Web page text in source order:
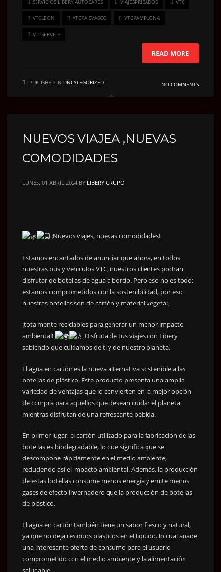
SERVICIOS LIBERY AUTOCARES VIAJESPRIBADOS VTC
VTCLEON VTCPAISVASCO VTCPAMPLONA
VTCSERVICE
READ MORE
PUBLISHED IN UNCATEGORIZED NO COMMENTS
NUEVOS VIAJEA ,NUEVAS
COMODIDADES
LUNES, 01 ABRIL 2024 BY LIBERY GRUPO
¡Nuevos viajes, nuevas comodidades!
Estamos encantados de anunciar que ahora, en todos
nuestras bus y vehículos VTC, nuestros clientes podrán
disfrutar de botellas de agua a bordo. Pero eso no es todo:
estamos comprometidos con la sostenibilidad, por eso
nuestras botellas son de cartón y material vegetal,
¡totalmente reciclables para generar un menor impacto
ambiental!
Disfruta de tus viajes con Libery
sabiendo que cuidamos de ti y de nuestro planeta.
El agua en cartón es la nueva alternativa sostenible a las
botellas de plástico. Este producto presenta una amplia
variedad de ventajas que lo convierten en la mejor opción
de compra para aquellos que desean cuidar el planeta
mientras disfrutan de una refrescante bebida.
En primer lugar, el cartón utilizado para la fabricación de las
botellas es biodegradable, lo que significa que se
descompone rápidamente en el medio ambiente,
reduciendo así el impacto ambiental. Además, la producción
de estas botellas consume menos energía y emite menos
gases de efecto invernadero que la producción de botellas
de plástico.
El agua en cartón también tiene un sabor fresco y natural,
ya que no deja residuos plásticos en el líquido. lo cual añade
una interesante oferta de consumo para el usuario
comprometido con el medio ambiente y la alimentación
saludable.